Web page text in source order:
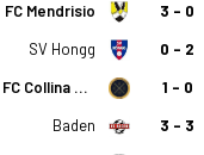
FC Mendrisio 3 - 0
SV Hongg 0 - 2
FC Collina d'Oro 1 - 0
Baden 3 - 3